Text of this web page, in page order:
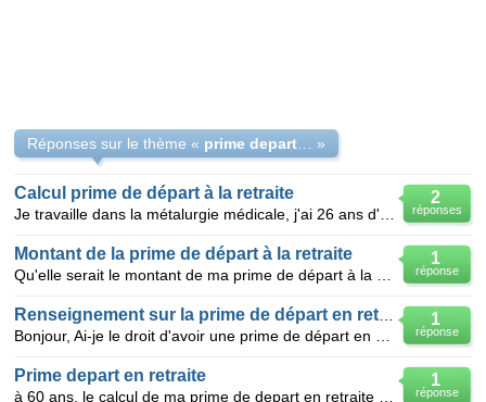
Réponses sur le thème « »
2
réponses
Calcul prime de départ à la retraite
1
réponse
Montant de la prime de départ à la retraite
1
réponse
1
réponse
Prime depart en retraite